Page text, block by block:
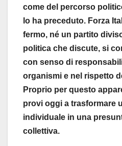
come del percorso
lo ha preceduto. Forza
fermo, né un partito
politica che discute, si
con senso di
organismi e nel rispetto
Proprio per questo
provi oggi a trasformare
individuale in una
collettiva.